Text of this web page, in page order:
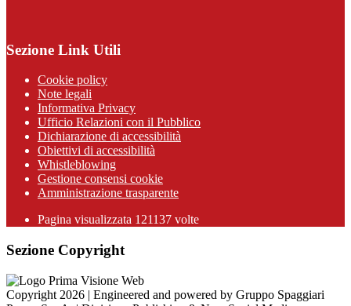
Sezione Link Utili
Cookie policy
Note legali
Informativa Privacy
Ufficio Relazioni con il Pubblico
Dichiarazione di accessibilità
Obiettivi di accessibilità
Whistleblowing
Gestione consensi cookie
Amministrazione trasparente
Pagina visualizzata 121137 volte
Sezione Copyright
Copyright 2026 | Engineered and powered by Gruppo Spaggiari